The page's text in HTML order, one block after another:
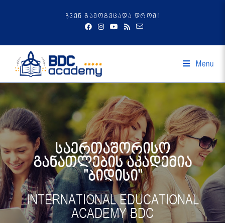
ჩვენ გამოგვცადა დრომ!
Menu
საერთაშორისო
განათლების აკადემია
"ბიდისი"
INTERNATIONAL EDUCATIONAL
ACADEMY BDC